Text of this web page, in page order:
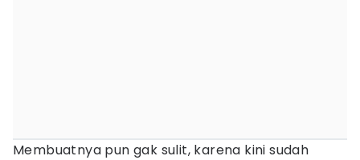
Membuatnya pun gak sulit, karena kini sudah